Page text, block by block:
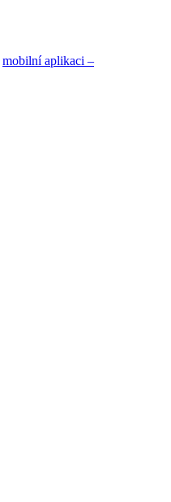
mobilní aplikaci –